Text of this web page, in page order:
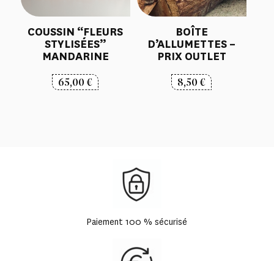
COUSSIN “FLEURS
STYLISÉES”
MANDARINE
65,00€
BOÎTE
D’ALLUMETTES –
PRIX OUTLET
8,50€
Paiement 100 % sécurisé